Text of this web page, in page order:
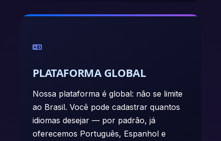
PLATAFORMA GLOBAL
Nossa plataforma é global: não se limite
ao Brasil. Você pode cadastrar quantos
idiomas desejar — por padrão, já
oferecemos Português, Espanhol e